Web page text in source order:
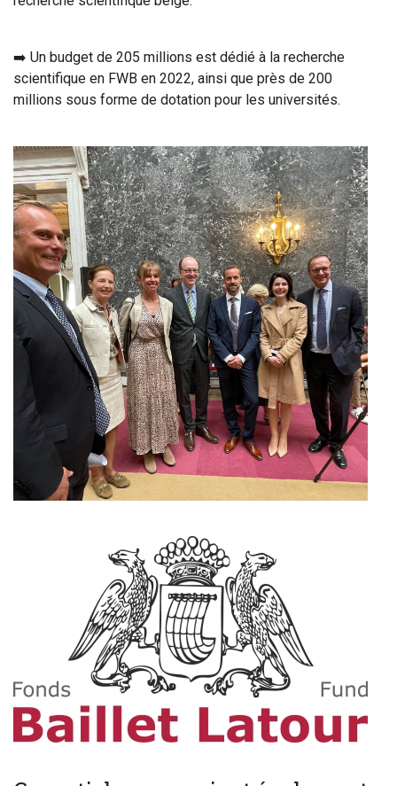
➡️ Un budget de 205 millions est dédié à la recherche
scientifique en FWB en 2022, ainsi que près de 200
millions sous forme de dotation pour les universités.